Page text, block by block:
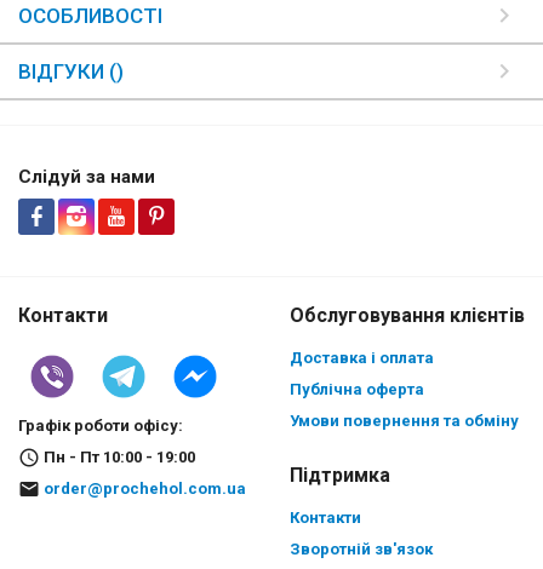
ОСОБЛИВОСТІ
ВІДГУКИ ()
Слідуй за нами
Контакти
Графік роботи офісу:
Пн - Пт 10:00 - 19:00
order@prochehol.com.ua
Обслуговування клієнтів
Доставка і оплата
Публічна оферта
Умови повернення та обміну
Підтримка
Контакти
Зворотній зв'язок